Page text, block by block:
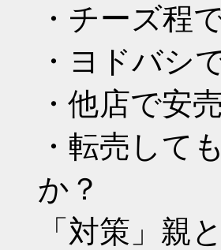
・チーズ程
・ヨドバシ
・他店で安
・転売して
か？
「対策」親